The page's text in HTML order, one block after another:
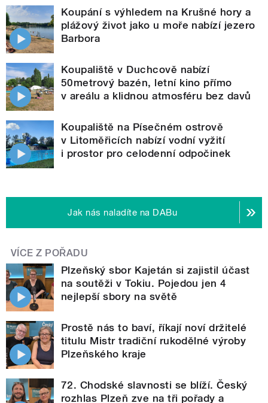
Koupání s výhledem na Krušné hory a
plážový život jako u moře nabízí jezero
Barbora
Koupaliště v Duchcově nabízí
50metrový bazén, letní kino přímo
v areálu a klidnou atmosféru bez davů
Koupaliště na Písečném ostrově
v Litoměřicích nabízí vodní vyžití
i prostor pro celodenní odpočinek
Jak nás naladíte na DABu
VÍCE Z POŘADU
Plzeňský sbor Kajetán si zajistil účast
na soutěži v Tokiu. Pojedou jen 4
nejlepší sbory na světě
Prostě nás to baví, říkají noví držitelé
titulu Mistr tradiční rukodělné výroby
Plzeňského kraje
72. Chodské slavnosti se blíží. Český
rozhlas Plzeň zve na tři pořady a